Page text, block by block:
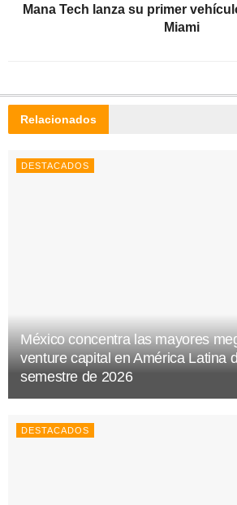
Mana Tech lanza su primer
Miami
Relacionados
DESTACADOS
México concentra las mayores
venture capital en América Latina
semestre de 2026
DESTACADOS